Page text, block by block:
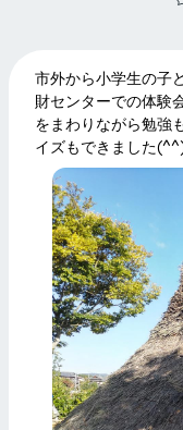
市外から小学生の子
財センターでの体験
をまわりながら勉強
イズもできました